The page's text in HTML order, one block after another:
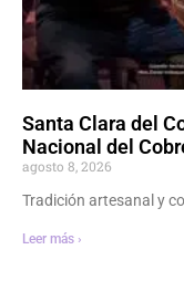
Santa Clara del
Nacional del
agosto 8, 2026
Tradición artesanal y
Leer más ›